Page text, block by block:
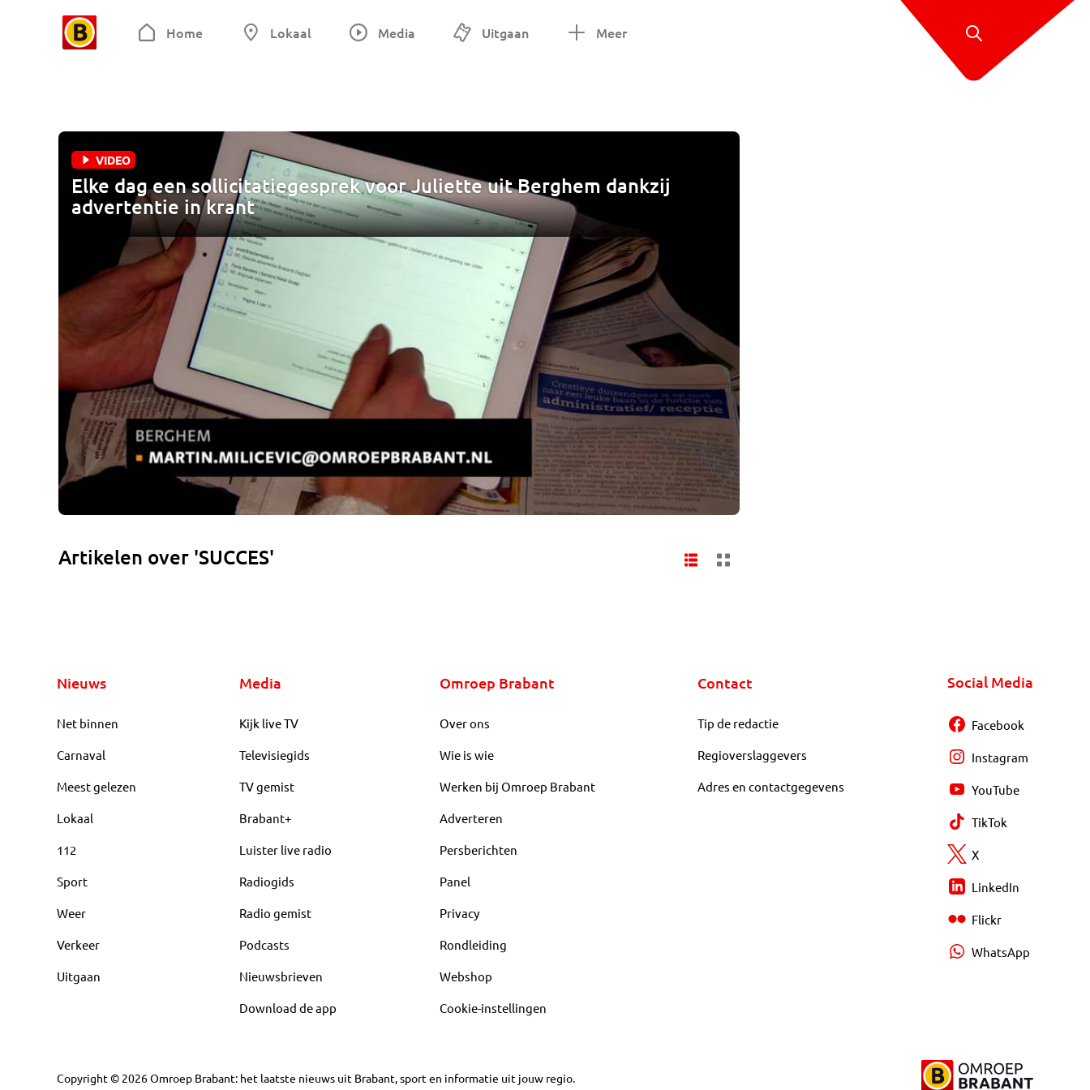
Home Lokaal Media Uitgaan Meer
VIDEO
Elke dag een sollicitatiegesprek voor Juliette uit Berghem dankzij
advertentie in krant
Artikelen over 'SUCCES'
Nieuws
Net binnen
Carnaval
Meest gelezen
Lokaal
112
Sport
Weer
Verkeer
Uitgaan
Media
Kijk live TV
Televisiegids
TV gemist
Brabant+
Luister live radio
Radiogids
Radio gemist
Podcasts
Nieuwsbrieven
Download de app
Omroep Brabant
Over ons
Wie is wie
Werken bij Omroep Brabant
Adverteren
Persberichten
Panel
Privacy
Rondleiding
Webshop
Cookie-instellingen
Contact
Tip de redactie
Regioverslaggevers
Adres en contactgegevens
Social Media
Facebook
Instagram
YouTube
TikTok
X
LinkedIn
Flickr
WhatsApp
Copyright © 2026Omroep Brabant: het laatste nieuws uit Brabant, sport en informatie uit jouw regio.